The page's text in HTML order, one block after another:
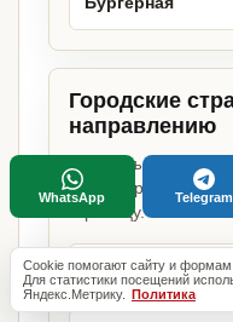
Городские
направлению
Если объект
можно сразу
страницу.
Доставка пиццы
Cookie помогают сайту и формам
Для статистики посещений
Яндекс.Метрику. Политика
WhatsApp Telegram